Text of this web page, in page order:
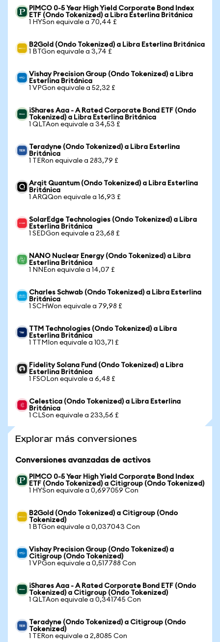
PIMCO 0-5 Year High Yield Corporate Bond Index
ETF (Ondo Tokenized) a Libra Esterlina Británica
1 HYSon equivale a 70,44 £
B2Gold (Ondo Tokenized) a Libra Esterlina Británica
1 BTGon equivale a 3,74 £
Vishay Precision Group (Ondo Tokenized) a Libra
Esterlina Británica
1 VPGon equivale a 52,32 £
iShares Aaa - A Rated Corporate Bond ETF (Ondo
Tokenized) a Libra Esterlina Británica
1 QLTAon equivale a 34,53 £
Teradyne (Ondo Tokenized) a Libra Esterlina
Británica
1 TERon equivale a 283,79 £
Arqit Quantum (Ondo Tokenized) a Libra Esterlina
Británica
1 ARQQon equivale a 16,93 £
SolarEdge Technologies (Ondo Tokenized) a Libra
Esterlina Británica
1 SEDGon equivale a 23,68 £
NANO Nuclear Energy (Ondo Tokenized) a Libra
Esterlina Británica
1 NNEon equivale a 14,07 £
Charles Schwab (Ondo Tokenized) a Libra Esterlina
Británica
1 SCHWon equivale a 79,98 £
TTM Technologies (Ondo Tokenized) a Libra
Esterlina Británica
1 TTMIon equivale a 103,71 £
Fidelity Solana Fund (Ondo Tokenized) a Libra
Esterlina Británica
1 FSOLon equivale a 6,48 £
Celestica (Ondo Tokenized) a Libra Esterlina
Británica
1 CLSon equivale a 233,56 £
Explorar más conversiones
Conversiones avanzadas de activos
PIMCO 0-5 Year High Yield Corporate Bond Index
ETF (Ondo Tokenized) a Citigroup (Ondo Tokenized)
1 HYSon equivale a 0,697059 Con
B2Gold (Ondo Tokenized) a Citigroup (Ondo
Tokenized)
1 BTGon equivale a 0,037043 Con
Vishay Precision Group (Ondo Tokenized) a
Citigroup (Ondo Tokenized)
1 VPGon equivale a 0,517788 Con
iShares Aaa - A Rated Corporate Bond ETF (Ondo
Tokenized) a Citigroup (Ondo Tokenized)
1 QLTAon equivale a 0,341745 Con
Teradyne (Ondo Tokenized) a Citigroup (Ondo
Tokenized)
1 TERon equivale a 2,8085 Con